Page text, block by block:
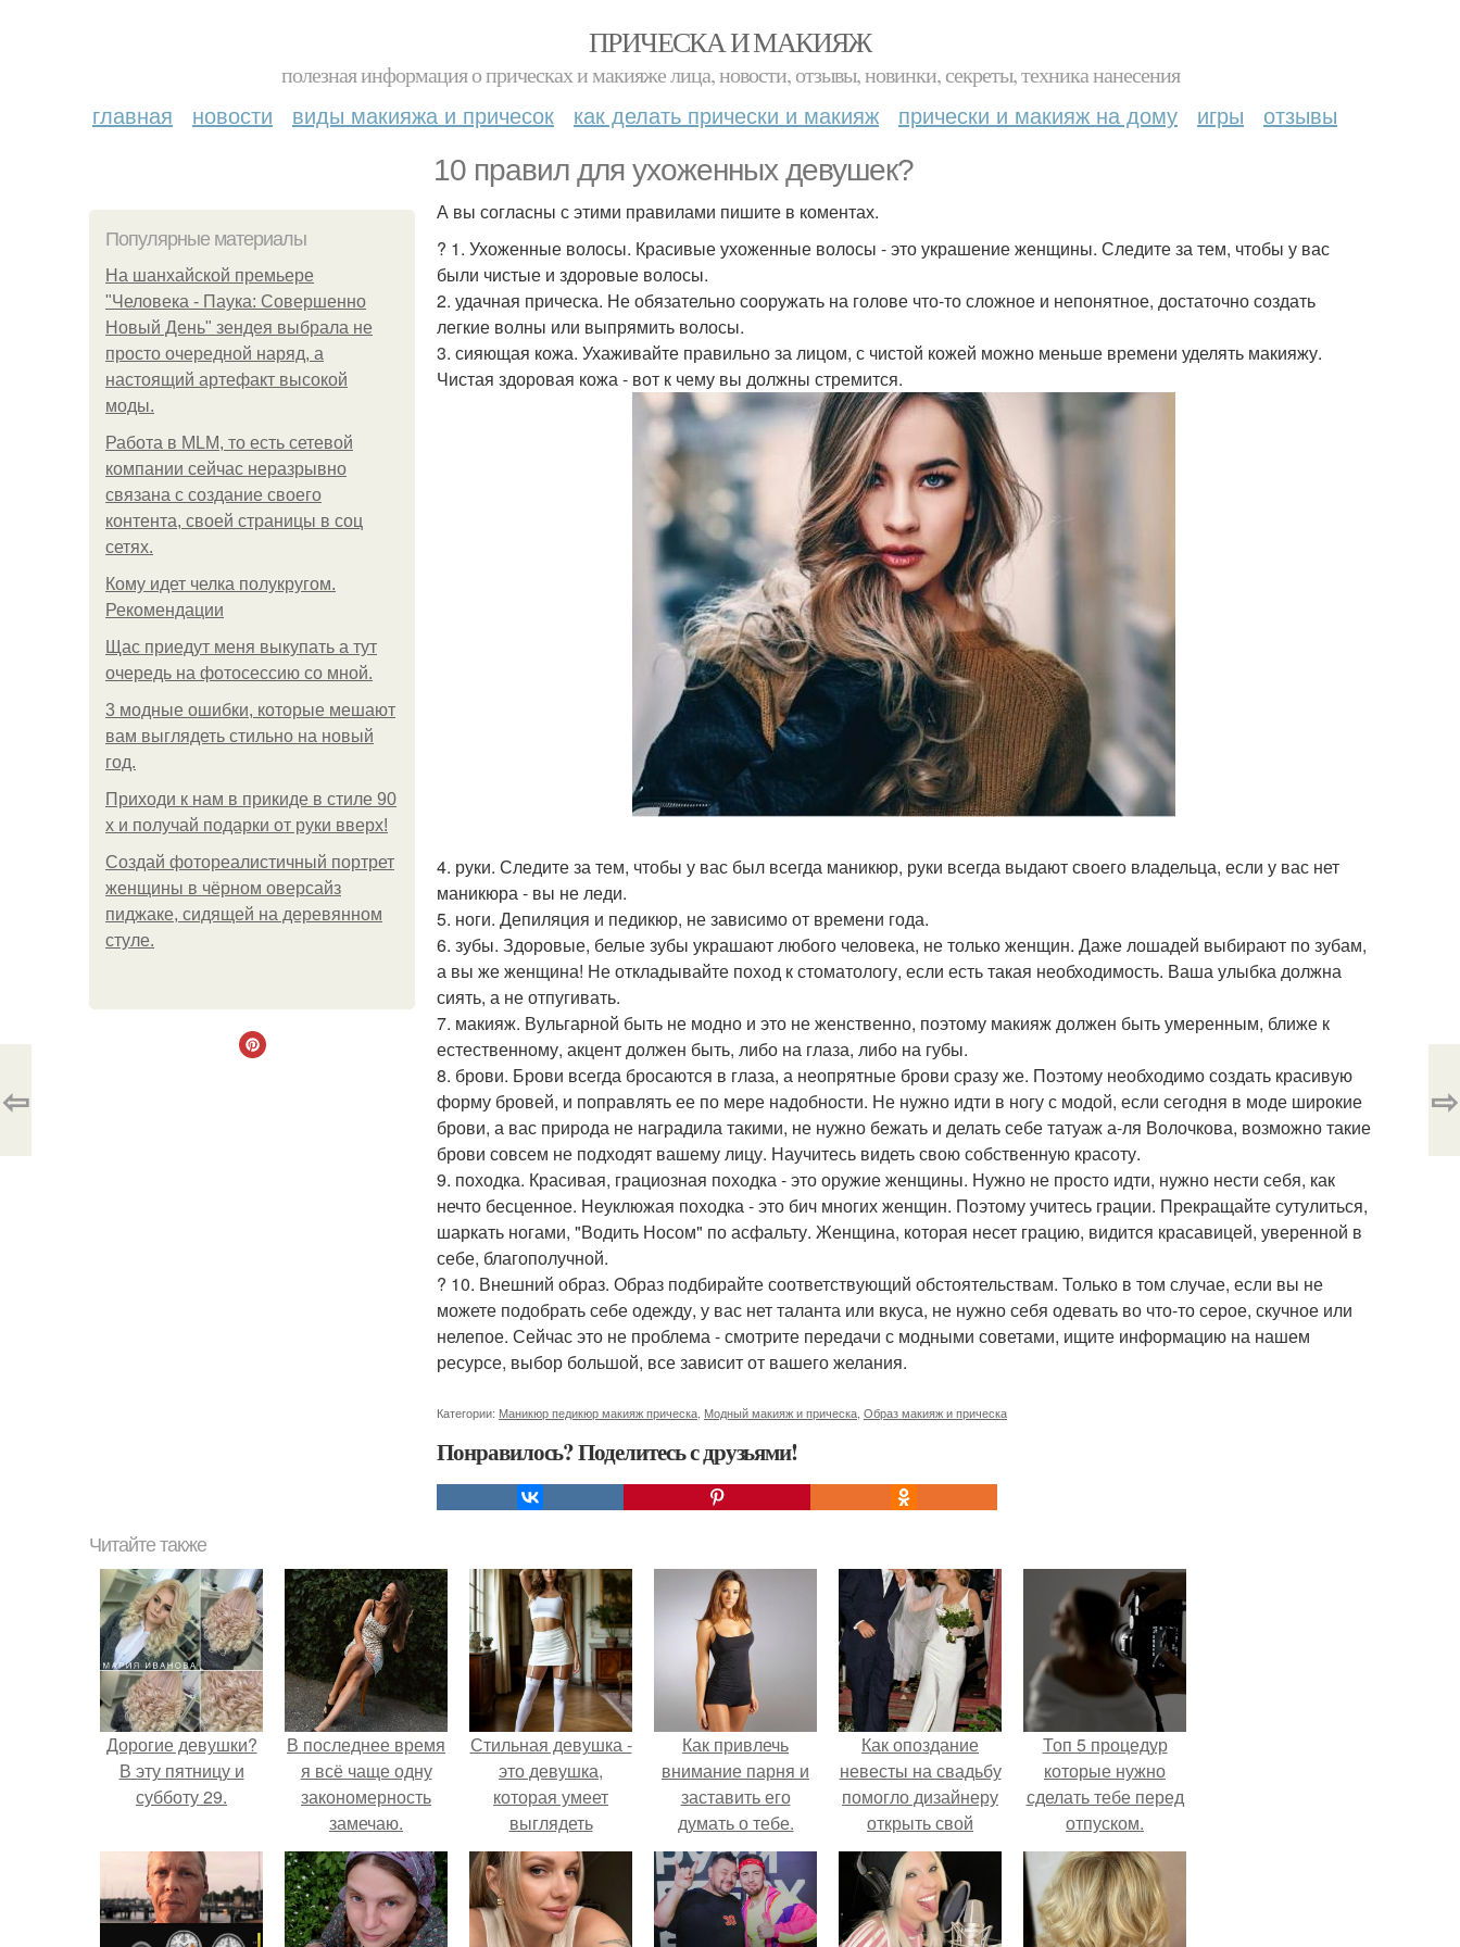
ПРИЧЕСКА И МАКИЯЖ
полезная информация о прическах и макияже лица, новости, отзывы, новинки, секреты, техника нанесения
главная новости виды макияжа и причесок как делать прически и макияж прически и макияж на дому игры отзывы
10 правил для ухоженных девушек?
Популярные материалы
На шанхайской премьере
"Человека - Паука: Совершенно
Новый День" зендея выбрала не
просто очередной наряд, а
настоящий артефакт высокой
моды.
Работа в MLM, то есть сетевой
компании сейчас неразрывно
связана с создание своего
контента, своей страницы в соц
сетях.
Кому идет челка полукругом.
Рекомендации
Щас приедут меня выкупать а тут
очередь на фотосессию со мной.
3 модные ошибки, которые мешают
вам выглядеть стильно на новый
год.
Приходи к нам в прикиде в стиле 90
х и получай подарки от руки вверх!
Создай фотореалистичный портрет
женщины в чёрном оверсайз
пиджаке, сидящей на деревянном
стуле.
А вы согласны с этими правилами пишите в коментах.
? 1. Ухоженные волосы. Красивые ухоженные волосы - это украшение женщины. Следите за тем, чтобы у вас
были чистые и здоровые волосы.
2. удачная прическа. Не обязательно сооружать на голове что-то сложное и непонятное, достаточно создать
легкие волны или выпрямить волосы.
3. сияющая кожа. Ухаживайте правильно за лицом, с чистой кожей можно меньше времени уделять макияжу.
Чистая здоровая кожа - вот к чему вы должны стремится.
4. руки. Следите за тем, чтобы у вас был всегда маникюр, руки всегда выдают своего владельца, если у вас нет
маникюра - вы не леди.
5. ноги. Депиляция и педикюр, не зависимо от времени года.
6. зубы. Здоровые, белые зубы украшают любого человека, не только женщин. Даже лошадей выбирают по зубам,
а вы же женщина! Не откладывайте поход к стоматологу, если есть такая необходимость. Ваша улыбка должна
сиять, а не отпугивать.
7. макияж. Вульгарной быть не модно и это не женственно, поэтому макияж должен быть умеренным, ближе к
естественному, акцент должен быть, либо на глаза, либо на губы.
8. брови. Брови всегда бросаются в глаза, а неопрятные брови сразу же. Поэтому необходимо создать красивую
форму бровей, и поправлять ее по мере надобности. Не нужно идти в ногу с модой, если сегодня в моде широкие
брови, а вас природа не наградила такими, не нужно бежать и делать себе татуаж а-ля Волочкова, возможно такие
брови совсем не подходят вашему лицу. Научитесь видеть свою собственную красоту.
9. походка. Красивая, грациозная походка - это оружие женщины. Нужно не просто идти, нужно нести себя, как
нечто бесценное. Неуклюжая походка - это бич многих женщин. Поэтому учитесь грации. Прекращайте сутулиться,
шаркать ногами, "Водить Носом" по асфальту. Женщина, которая несет грацию, видится красавицей, уверенной в
себе, благополучной.
? 10. Внешний образ. Образ подбирайте соответствующий обстоятельствам. Только в том случае, если вы не
можете подобрать себе одежду, у вас нет таланта или вкуса, не нужно себя одевать во что-то серое, скучное или
нелепое. Сейчас это не проблема - смотрите передачи с модными советами, ищите информацию на нашем
ресурсе, выбор большой, все зависит от вашего желания.
Категории: Маникюр педикюр макияж прическа Модный макияж и прическа Образ макияж и прическа
Понравилось? Поделитесь с друзьями!
⇦ ⇨
Читайте также
Дорогие девушки?
В эту пятницу и
субботу 29.
В последнее время
я всё чаще одну
закономерность
замечаю.
Стильная девушка -
это девушка,
которая умеет
выглядеть
привлекательно и
элегантно в любои
ситуации.
Как привлечь
внимание парня и
заставить его
думать о тебе.
Как опоздание
невесты на свадьбу
помогло дизайнеру
открыть свой
бренд.
Топ 5 процедур
которые нужно
сделать тебе перед
отпуском.